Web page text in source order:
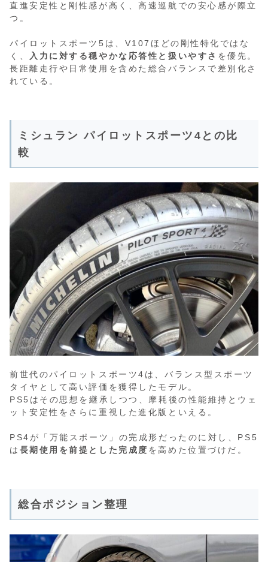
直進安定性と剛性感が高く、高速巡航での安心感が際立
つ。
パイロットスポーツ5は、V107ほどの剛性特化ではな
く、
入力に対する穏やかな応答性と扱いやすさ を優先。
長距離走行や日常使用を含めた総合バランスで差別化さ
れている。
ミシュラン パイロットスポーツ4との比
較
前世代のパイロットスポーツ4は、バランス型スポーツ
タイヤとして高い評価を獲得したモデル。
PS5はその思想を継承しつつ、摩耗後の性能維持とウェ
ット安定性をさらに重視した進化版といえる。
PS4が「万能スポーツ」の完成形だったのに対し、PS5
は 長期使用を前提とした完成度 を高めた位置づけだ。
総合ポジション整理